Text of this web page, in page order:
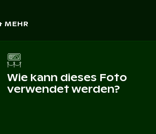
MEHR
Wie kann dieses Foto
verwendet werden?